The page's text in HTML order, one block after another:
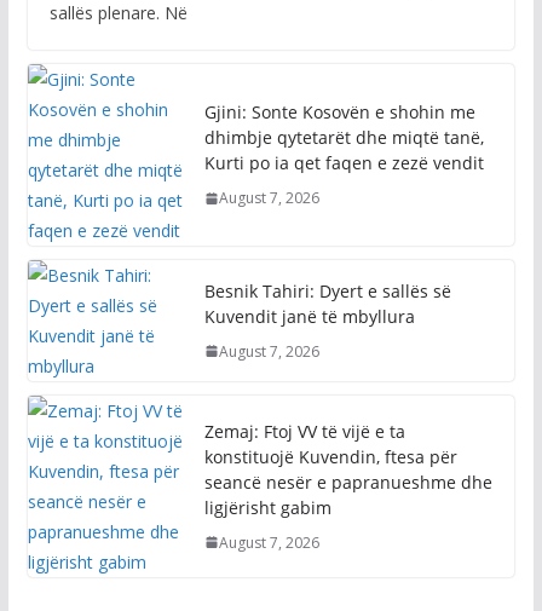
sallës plenare. Në
Gjini: Sonte Kosovën e shohin me
dhimbje qytetarët dhe miqtë tanë,
Kurti po ia qet faqen e zezë vendit
August 7, 2026
Besnik Tahiri: Dyert e sallës së
Kuvendit janë të mbyllura
August 7, 2026
Zemaj: Ftoj VV të vijë e ta
konstituojë Kuvendin, ftesa për
seancë nesër e papranueshme dhe
ligjërisht gabim
August 7, 2026